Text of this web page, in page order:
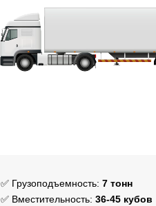
✅ Грузоподъемность: 7 тонн
✅ Вместительность: 36-45 кубов